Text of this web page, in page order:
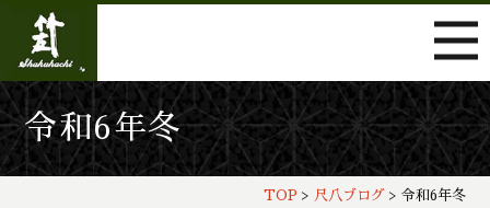
令和6年冬
TOP > 尺八ブログ> 令和6年冬